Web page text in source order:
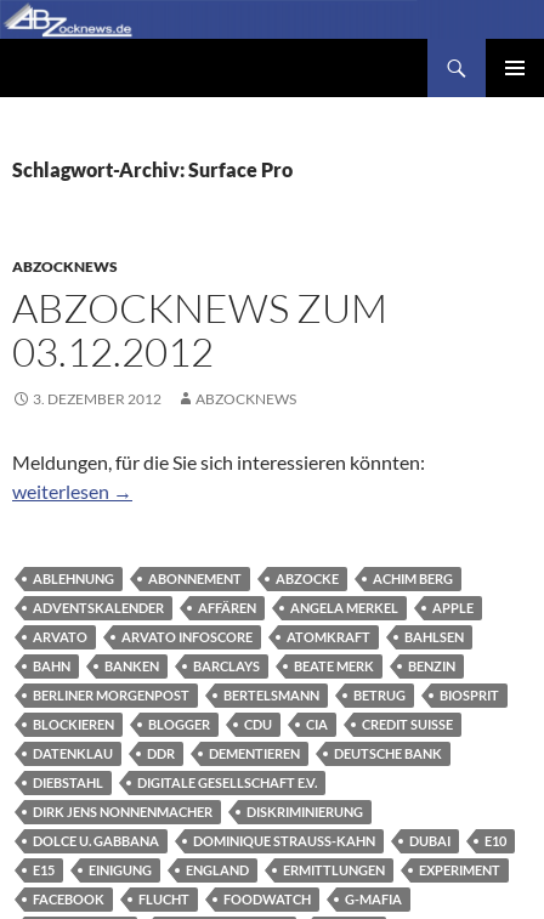
Zum
Inhalt
Schlagwort-Archiv: Surface Pro
ABZOCKNEWS
ABZOCKNEWS ZUM
03.12.2012
3. DEZEMBER 2012 ABZOCKNEWS
Meldungen, für die Sie sich interessieren könnten:
Abzocknews zum 03.12.2012
weiterlesen →
ABLEHNUNG ABONNEMENT ABZOCKE
ACHIM BERG
ADVENTSKALENDER
AFFÄREN ANGELA MERKEL
APPLE
ARVATO
ARVATO INFOSCORE ATOMKRAFT
BAHLSEN
BAHN
BANKEN BARCLAYS BEATE MERK
BENZIN
BERLINER MORGENPOST
BERTELSMANN BETRUG
BIOSPRIT
BLOCKIEREN
BLOGGER CDU CIA
CREDIT SUISSE
DATENKLAU
DDR DEMENTIEREN
DEUTSCHE BANK
DIEBSTAHL
DIGITALE GESELLSCHAFT E.V.
DIRK JENS NONNENMACHER
DISKRIMINIERUNG
DOLCE U. GABBANA
DOMINIQUE STRAUSS-KAHN DUBAI
E10
E15
EINIGUNG ENGLAND ERMITTLUNGEN
EXPERIMENT
FACEBOOK
FLUCHT FOODWATCH
G-MAFIA